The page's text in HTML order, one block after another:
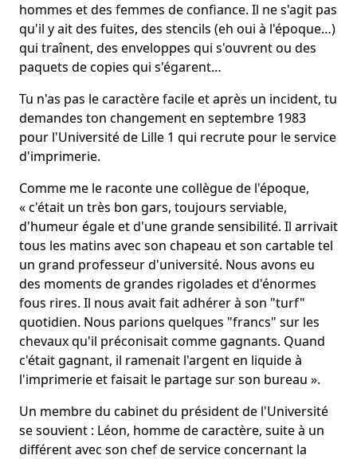
hommes et des femmes de confiance. Il ne s'agit pas
qu'il y ait des fuites, des stencils (eh oui à l'époque…)
qui traînent, des enveloppes qui s'ouvrent ou des
paquets de copies qui s'égarent…
Tu n'as pas le caractère facile et après un incident, tu
demandes ton changement en septembre 1983
pour l'Université de Lille 1 qui recrute pour le service
d'imprimerie.
Comme me le raconte une collègue de l'époque,
« c'était un très bon gars, toujours serviable,
d'humeur égale et d'une grande sensibilité. Il arrivait
tous les matins avec son chapeau et son cartable tel
un grand professeur d'université. Nous avons eu
des moments de grandes rigolades et d'énormes
fous rires. Il nous avait fait adhérer à son "turf"
quotidien. Nous parions quelques "francs" sur les
chevaux qu'il préconisait comme gagnants. Quand
c'était gagnant, il ramenait l'argent en liquide à
l'imprimerie et faisait le partage sur son bureau ».
Un membre du cabinet du président de l'Université
se souvient : Léon, homme de caractère, suite à un
différent avec son chef de service concernant la